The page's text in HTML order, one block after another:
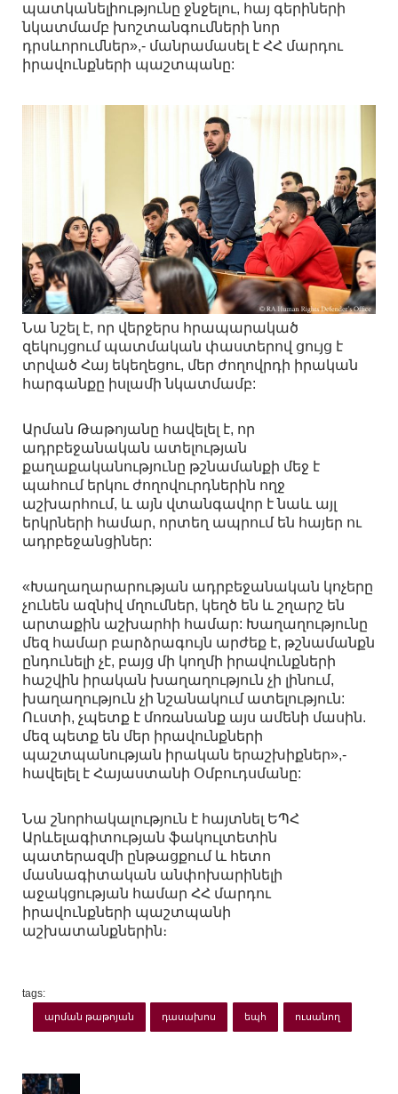
պատկանելիությունը ջնջելու, հայ գերիների
նկատմամբ խոշտանգումների նոր
դրսևորումներ»,- մանրամասել է ՀՀ մարդու
իրավունքների պաշտպանը:
Նա նշել է, որ վերջերս հրապարակած
զեկույցում պատմական փաստերով ցույց է
տրված Հայ եկեղեցու, մեր ժողովրդի իրական
հարգանքը իսլամի նկատմամբ:
Արման Թաթոյանը հավելել է, որ
ադրբեջանական ատելության
քաղաքականությունը թշնամանքի մեջ է
պահում երկու ժողովուրդներին ողջ
աշխարհում, և այն վտանգավոր է նաև այլ
երկրների համար, որտեղ ապրում են հայեր ու
ադրբեջանցիներ:
«Խաղաղարարության ադրբեջանական կոչերը
չունեն ազնիվ մղումներ, կեղծ են և շղարշ են
արտաքին աշխարհի համար: Խաղաղությունը
մեզ համար բարձրագույն արժեք է, թշնամանքն
ընդունելի չէ, բայց մի կողմի իրավունքների
հաշվին իրական խաղաղություն չի լինում,
խաղաղություն չի նշանակում ատելություն:
Ուստի, չպետք է մոռանանք այս ամենի մասին.
մեզ պետք են մեր իրավունքների
պաշտպանության իրական երաշխիքներ»,-
հավելել է Հայաստանի Օմբուդսմանը:
Նա շնորհակալություն է հայտնել ԵՊՀ
Արևելագիտության ֆակուլտետին
պատերազմի ընթացքում և հետո
մասնագիտական անփոխարինելի
աջակցության համար ՀՀ մարդու
իրավունքների պաշտպանի
աշխատանքներին։
tags:
արման թաթոյան դասախոս եպհ ուսանող